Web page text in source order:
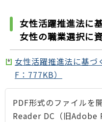
女性活躍推進法に
女性の職業選択に
女性活躍推進法に基づ
F：777KB）
PDF形式のファイル
Reader DC（旧Adobe